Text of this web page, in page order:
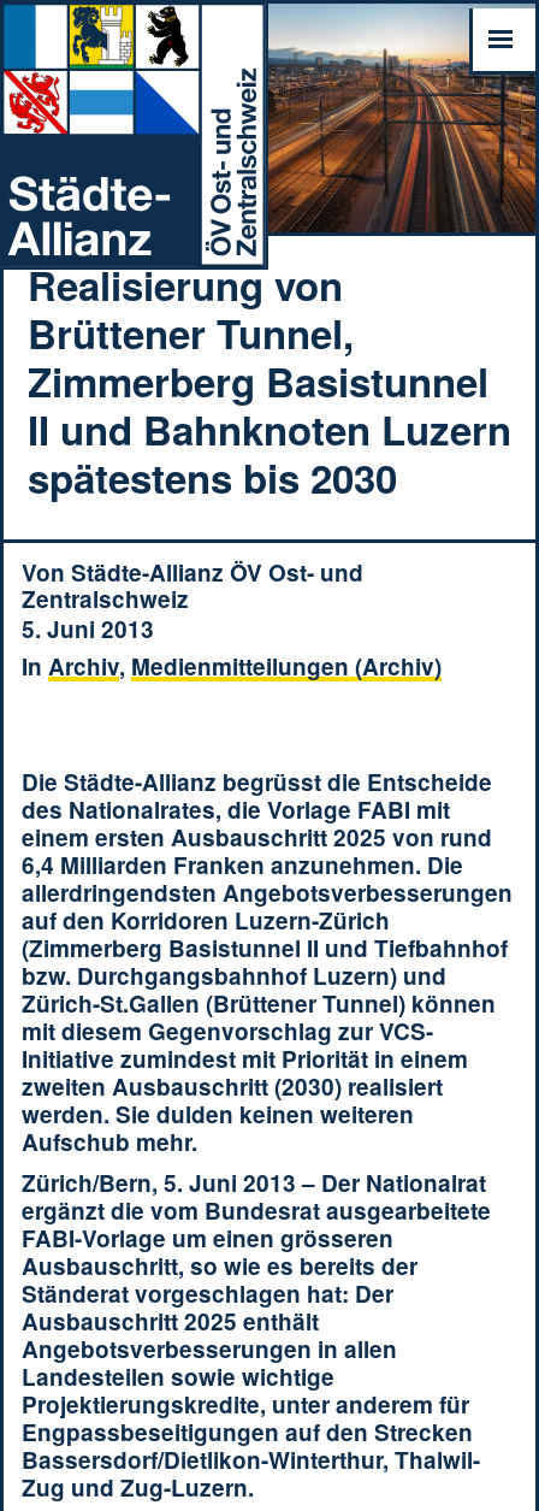
Realisierung von
Brüttener Tunnel,
Zimmerberg Basistunnel
II und Bahnknoten Luzern
spätestens bis 2030
Von Städte-Allianz ÖV Ost- und
Zentralschweiz
5. Juni 2013
In Archiv, Medienmitteilungen (Archiv)
Die Städte-Allianz begrüsst die Entscheide
des Nationalrates, die Vorlage FABI mit
einem ersten Ausbauschritt 2025 von rund
6,4 Milliarden Franken anzunehmen. Die
allerdringendsten Angebotsverbesserungen
auf den Korridoren Luzern-Zürich
(Zimmerberg Basistunnel II und Tiefbahnhof
bzw. Durchgangsbahnhof Luzern) und
Zürich-St.Gallen (Brüttener Tunnel) können
mit diesem Gegenvorschlag zur VCS-
Initiative zumindest mit Priorität in einem
zweiten Ausbauschritt (2030) realisiert
werden. Sie dulden keinen weiteren
Aufschub mehr.
Zürich/Bern, 5. Juni 2013 – Der Nationalrat
ergänzt die vom Bundesrat ausgearbeitete
FABI-Vorlage um einen grösseren
Ausbauschritt, so wie es bereits der
Ständerat vorgeschlagen hat: Der
Ausbauschritt 2025 enthält
Angebotsverbesserungen in allen
Landesteilen sowie wichtige
Projektierungskredite, unter anderem für
Engpassbeseitigungen auf den Strecken
Bassersdorf/Dietlikon-Winterthur, Thalwil-
Zug und Zug-Luzern.